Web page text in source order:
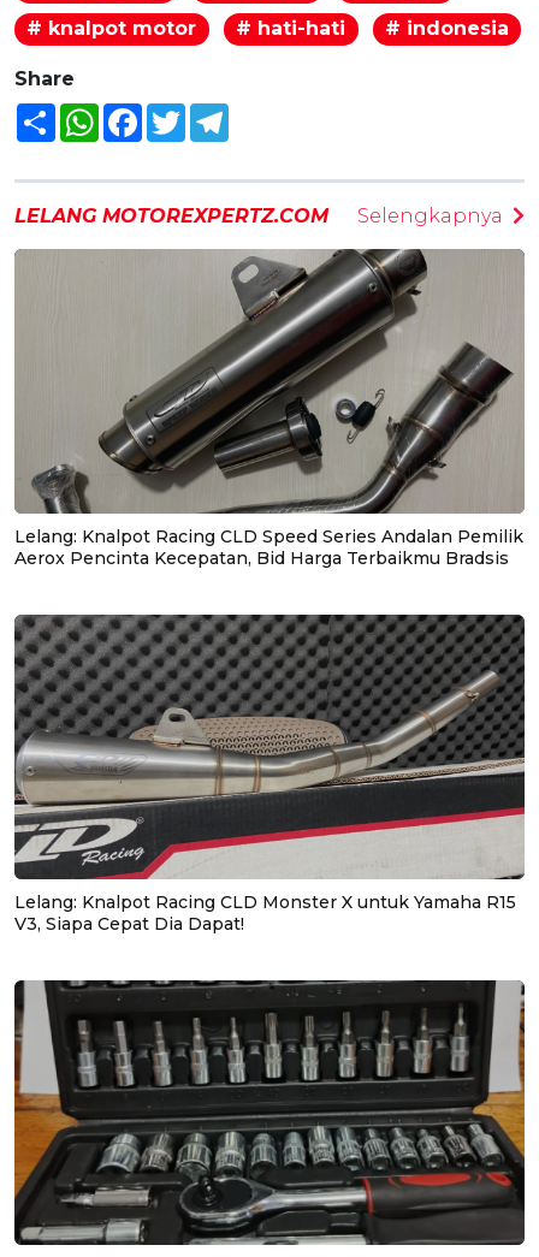
# knalpot motor
# hati-hati # indonesia
Share
Share WhatsAppFacebook
Twitter
LELANG MOTOREXPERTZ.COM Selengkapnya
Lelang: Knalpot Racing CLD Speed Series Andalan Pemilik
Aerox Pencinta Kecepatan, Bid Harga Terbaikmu Bradsis
Lelang: Knalpot Racing CLD Monster X untuk Yamaha R15
V3, Siapa Cepat Dia Dapat!